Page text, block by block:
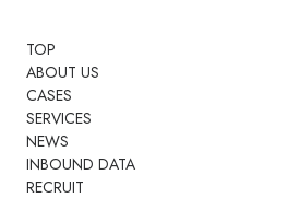
TOP
ABOUT US
CASES
SERVICES
NEWS
INBOUND DATA
RECRUIT